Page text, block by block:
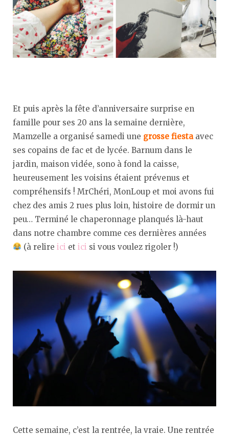
Et puis après la fête d’anniversaire surprise en
famille pour ses 20 ans la semaine dernière,
Mamzelle a organisé samedi une grosse fiestaavec
ses copains de fac et de lycée. Barnum dans le
jardin, maison vidée, sono à fond la caisse,
heureusement les voisins étaient prévenus et
compréhensifs ! MrChéri, MonLoup et moi avons fui
chez des amis 2 rues plus loin, histoire de dormir un
peu… Terminé le chaperonnage planqués là-haut
dans notre chambre comme ces dernières années
(à relireici etici si vous voulez rigoler !)
Cette semaine, c’est la rentrée, la vraie. Une rentrée